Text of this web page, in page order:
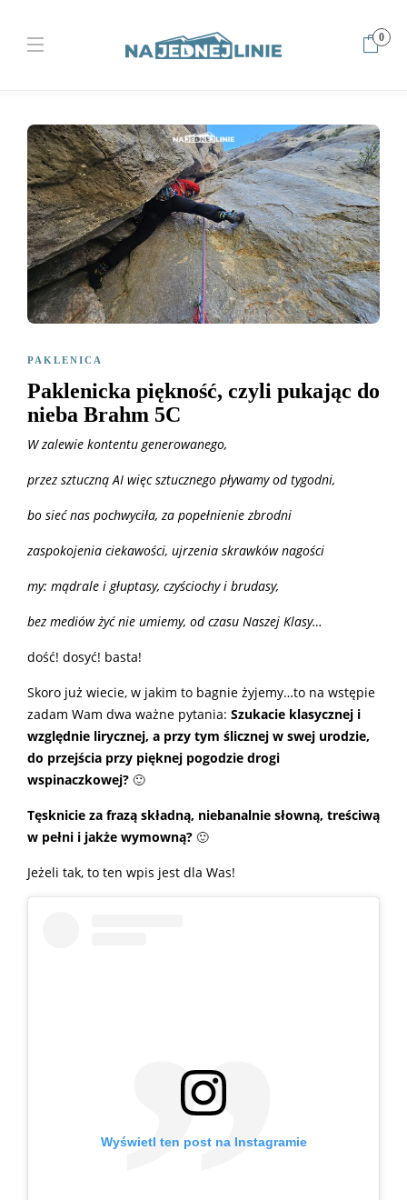
0
Home Paklenica
Paklenicka piękność, czyli pukając do nieba
Brahm 5C
PAKLENICA
Paklenicka piękność, czyli pukając do
nieba Brahm 5C
W zalewie kontentu generowanego,
przez sztuczną AI więc sztucznego pływamy od tygodni,
bo sieć nas pochwyciła, za popełnienie zbrodni
zaspokojenia ciekawości, ujrzenia skrawków nagości
my: mądrale i głuptasy, czyściochy i brudasy,
bez mediów żyć nie umiemy, od czasu Naszej Klasy…
dość! dosyć! basta!
Skoro już wiecie, w jakim to bagnie żyjemy…to na wstępie
zadam Wam dwa ważne pytania: Szukacie klasycznej i
względnie lirycznej, a przy tym ślicznej w swej urodzie,
do przejścia przy pięknej pogodzie drogi
wspinaczkowej? 🙂
Tęsknicie za frazą składną, niebanalnie słowną, treściwą
w pełni i jakże wymowną? 🙂
Jeżeli tak, to ten wpis jest dla Was!
Wyświetl ten post na Instagramie